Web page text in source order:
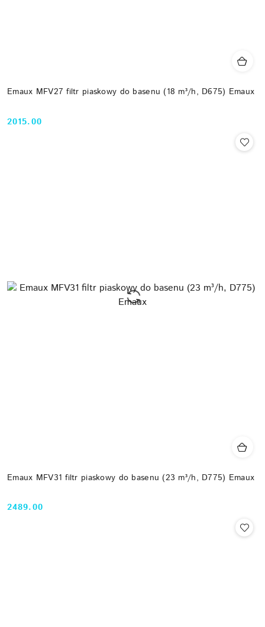
Emaux MFV27 filtr piaskowy do basenu (18 m³/h, D675) Emaux
Cena:
2015.00
Emaux MFV31 filtr piaskowy do basenu (23 m³/h, D775) Emaux
Cena:
2489.00